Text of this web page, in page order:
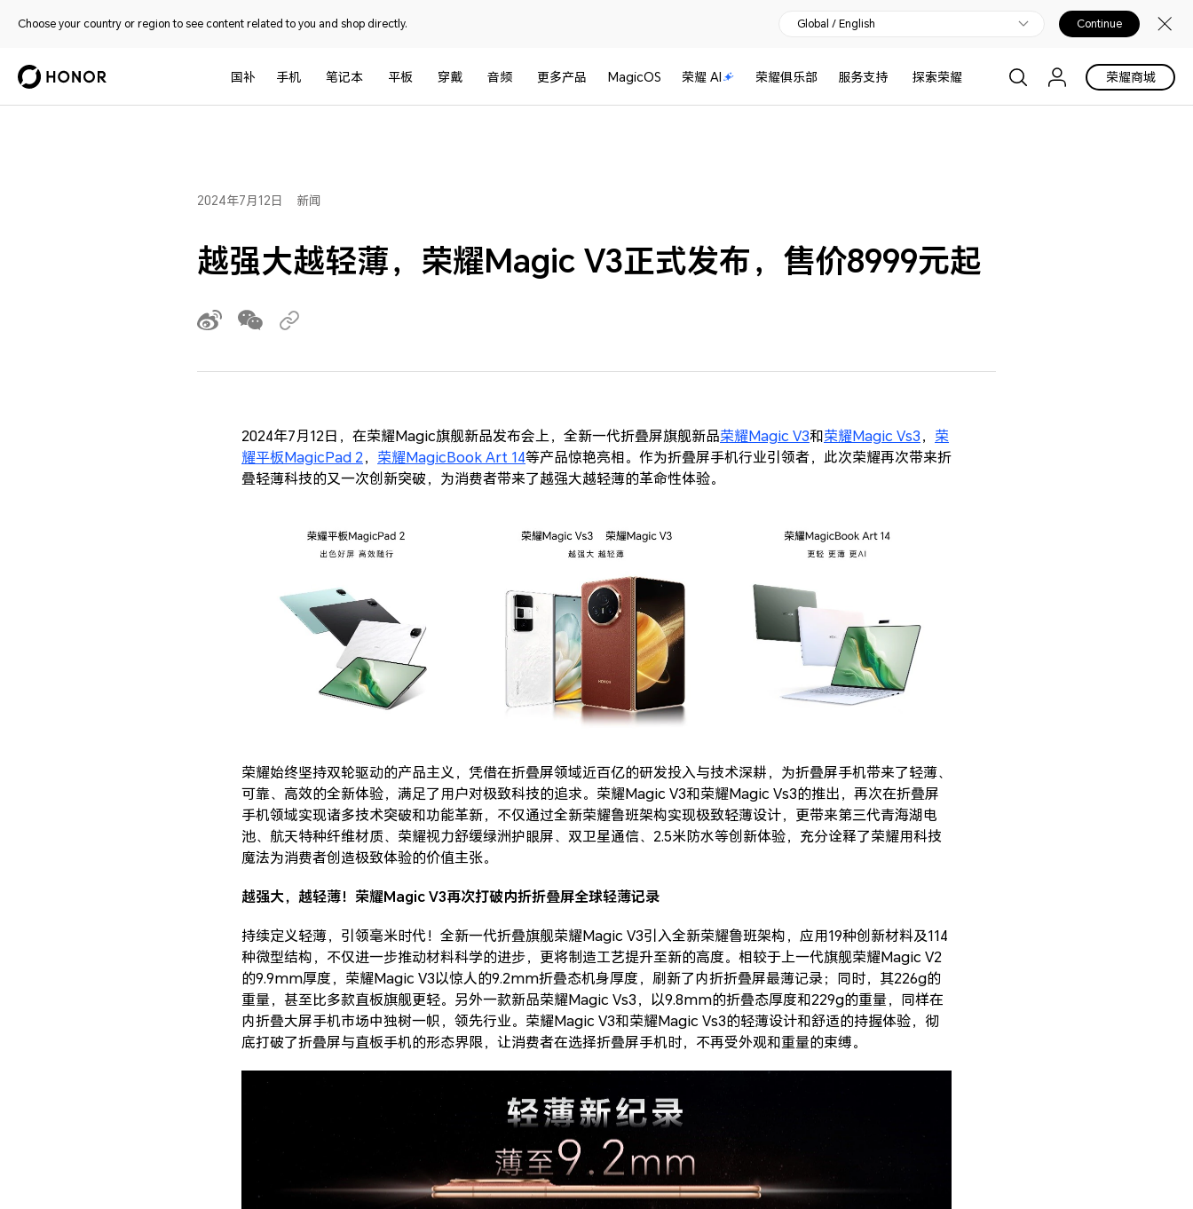
Choose your country or region to see content related to you and shop directly. Global / English Continue
国补 手机 笔记本 平板 穿戴 音频 更多产品 MagicOS 荣耀 AI 荣耀俱乐部 服务支持 探索荣耀 荣耀商城
2024年7月12日 新闻
越强大越轻薄，荣耀Magic V3正式发布，售价8999元起
2024年7月12日，在荣耀Magic旗舰新品发布会上，全新一代折叠屏旗舰新品荣耀Magic V3和荣耀Magic Vs3 ， 荣
耀平板MagicPad 2 ， 荣耀MagicBook Art 14等产品惊艳亮相。作为折叠屏手机行业引领者，此次荣耀再次带来折
叠轻薄科技的又一次创新突破，为消费者带来了越强大越轻薄的革命性体验。
荣耀始终坚持双轮驱动的产品主义，凭借在折叠屏领域近百亿的研发投入与技术深耕，为折叠屏手机带来了轻薄、
可靠、高效的全新体验，满足了用户对极致科技的追求。荣耀Magic V3和荣耀Magic Vs3的推出，再次在折叠屏
手机领域实现诸多技术突破和功能革新，不仅通过全新荣耀鲁班架构实现极致轻薄设计，更带来第三代青海湖电
池、航天特种纤维材质、荣耀视力舒缓绿洲护眼屏、双卫星通信、2.5米防水等创新体验，充分诠释了荣耀用科技
魔法为消费者创造极致体验的价值主张。
越强大，越轻薄！荣耀Magic V3再次打破内折折叠屏全球轻薄记录
持续定义轻薄，引领毫米时代！全新一代折叠旗舰荣耀Magic V3引入全新荣耀鲁班架构，应用19种创新材料及114
种微型结构，不仅进一步推动材料科学的进步，更将制造工艺提升至新的高度。相较于上一代旗舰荣耀Magic V2
的9.9mm厚度，荣耀Magic V3以惊人的9.2mm折叠态机身厚度，刷新了内折折叠屏最薄记录；同时，其226g的
重量，甚至比多款直板旗舰更轻。另外一款新品荣耀Magic Vs3，以9.8mm的折叠态厚度和229g的重量，同样在
内折叠大屏手机市场中独树一帜，领先行业。荣耀Magic V3和荣耀Magic Vs3的轻薄设计和舒适的持握体验，彻
底打破了折叠屏与直板手机的形态界限，让消费者在选择折叠屏手机时，不再受外观和重量的束缚。